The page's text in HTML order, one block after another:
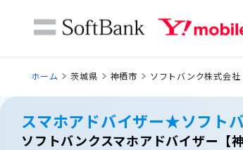
ホーム 茨城県 神栖市 ソフトバンク株式会社
スマホアドバイザー★ソフト
ソフトバンクスマホアドバイザー【